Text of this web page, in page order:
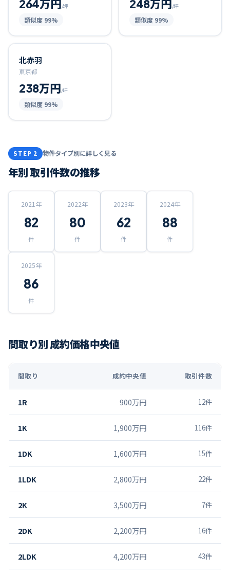
264万円 /坪
類似度 99%
248万円 /坪
類似度 99%
北赤羽
東京都
238万円/坪
類似度 99%
STEP 2 物件タイプ別に詳しく見る
年別 取引件数の推移
2021 年
82
件
2022年
80
件
2023年
62
件
2024年
88
件
2025年
86
件
間取り別 成約価格中央値
間取り 成約中央値 取引件数
1R 900万円 12件
1K 1,900万円 116件
1DK 1,600万円 15件
1LDK 2,800万円 22件
2K 3,500万円 7件
2DK 2,200万円 16件
2LDK 4,200万円 43件